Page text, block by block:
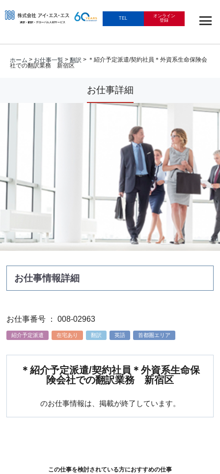
TEL
オンライン
登録
ホーム > お仕事一覧 > 翻訳 > ＊紹介予定派遣/契約社員＊外資系生命保険会
社での翻訳業務 新宿区
お仕事詳細
お仕事情報詳細
お仕事番号 ： 008-02963
紹介予定派遣 在宅あり 翻訳 英語 首都圏エリア
＊紹介予定派遣/契約社員＊外資系生命保
険会社での翻訳業務 新宿区
のお仕事情報は、掲載が終了しています。
この仕事を検討されている方におすすめの仕事